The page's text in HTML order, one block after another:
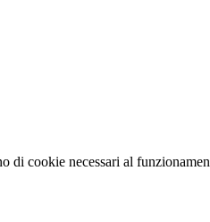
di cookie necessari al